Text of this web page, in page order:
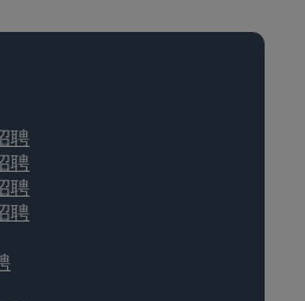
聘
聘
聘
聘